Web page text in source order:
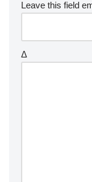
Leave this field
Δ